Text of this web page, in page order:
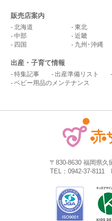
販売店案内
北海道 東北
中部
近畿
四国
九州･沖縄
出産・子育て情報
特集記事 出産準備リスト
ベビー用品のメンテナンス
〒830-8630 福岡県久
TEL：0942-37-8111